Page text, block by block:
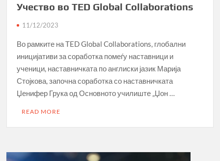
Учество во TED Global Collaborations
11/12/2023
Во рамките на TED Global Collaborations, глобални
иницијативи за соработка помеѓу наставници и
ученици, наставничката по англиски јазик Марија
Стојкова, започна соработка со наставничката
Џенифер Грука од Основното училиште „Џон …
READ MORE